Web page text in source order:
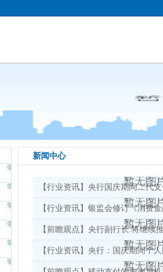
新闻中心
【行业资讯】央行国庆期间二代
【行业资讯】银监会修订《消费
【前瞻观点】央行副行长:将继续
【行业资讯】央行：国庆期间个